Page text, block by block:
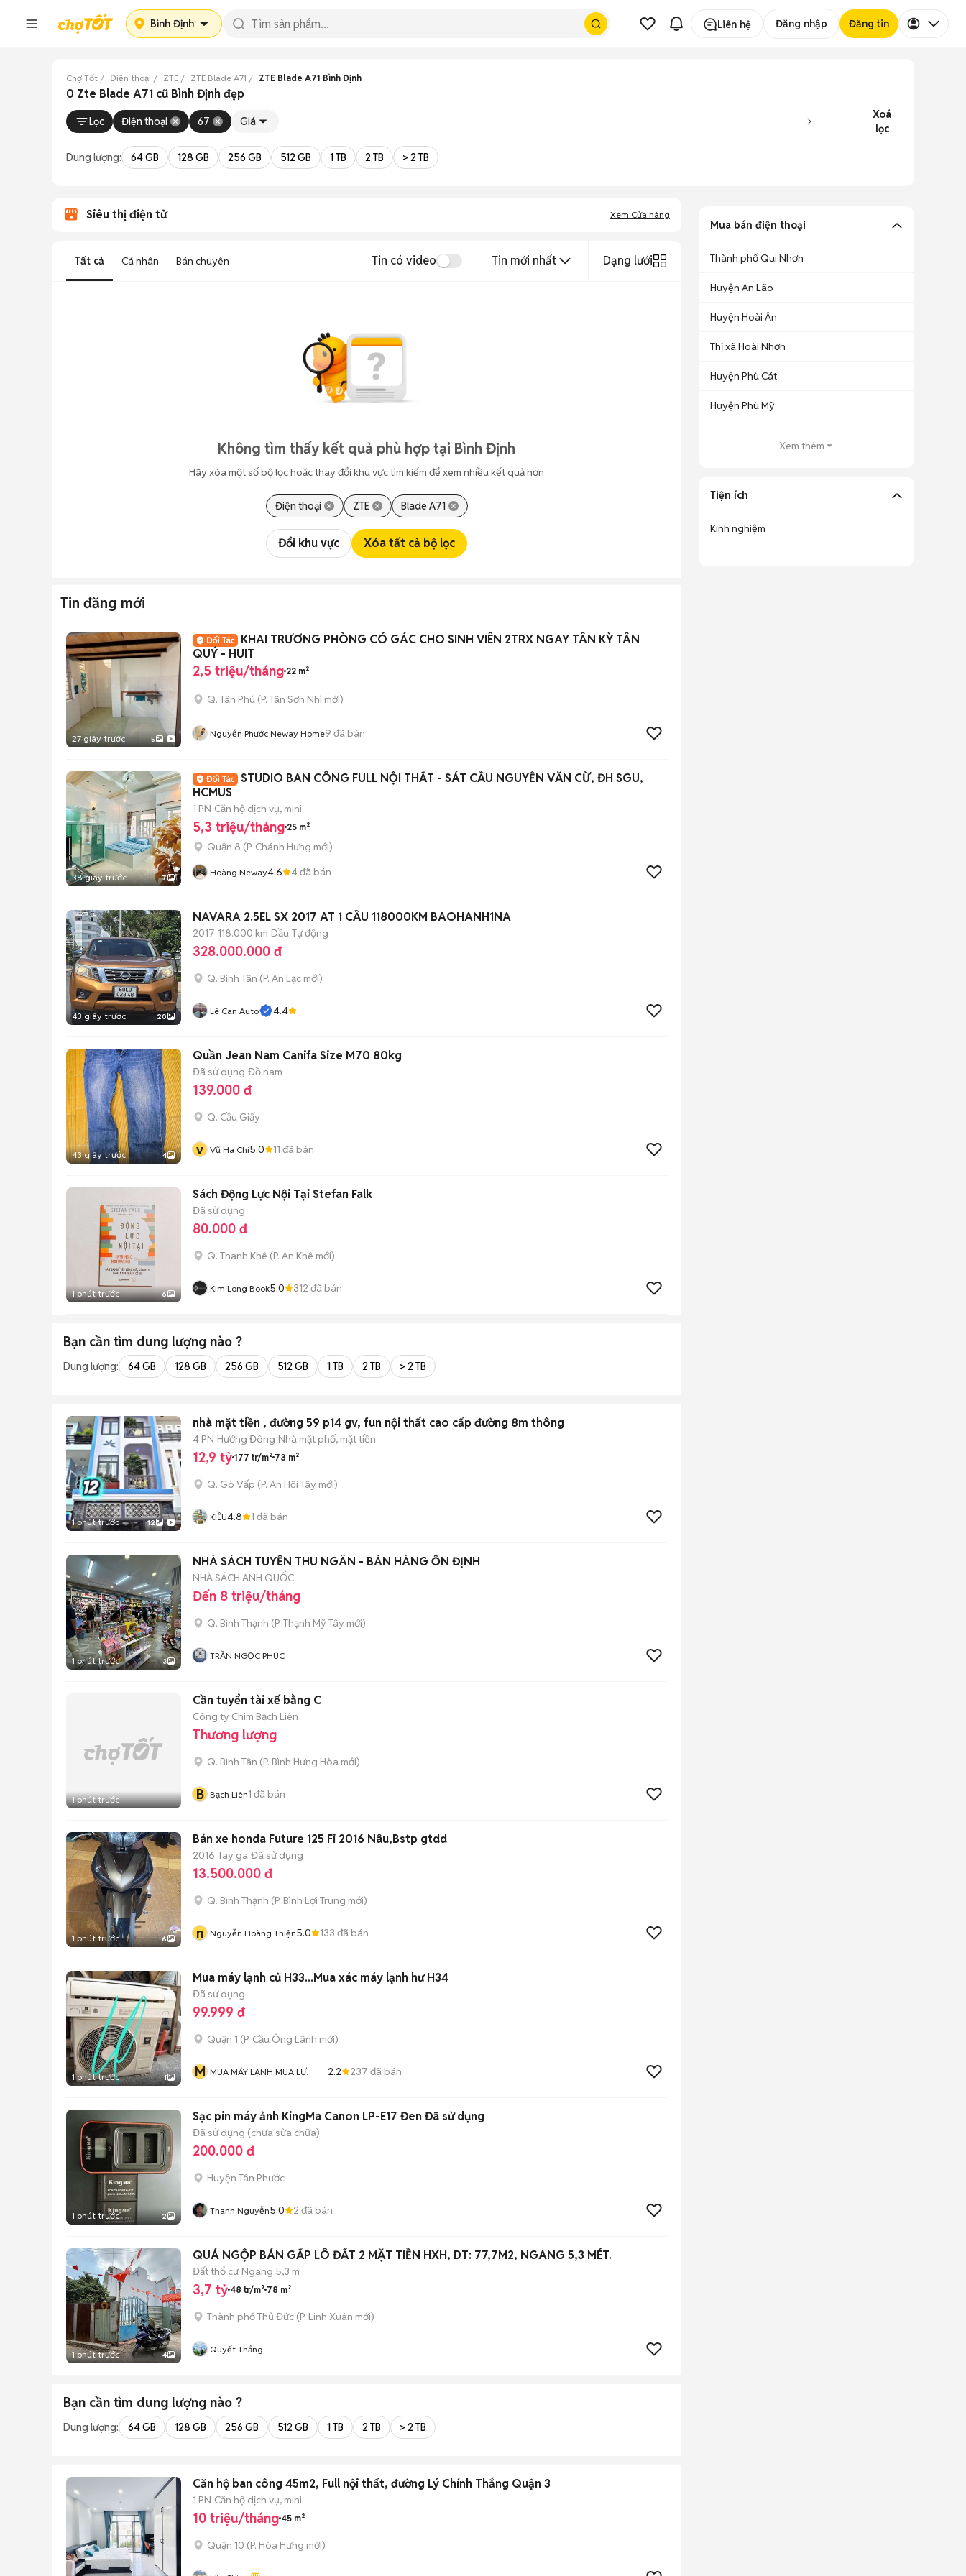
Bình Định Liên hệ Đăng nhập Đăng tin
Chợ Tốt Điện thoại ZTE ZTE Blade A71 ZTE Blade A71 Bình Định
0 Zte Blade A71 cũ Bình Định đẹp
Lọc Điện thoại 67 Giá
Xoá
lọc
Dung lượng: 64 GB 128 GB 256 GB 512 GB 1 TB 2 TB > 2 TB
Siêu thị điện tử Xem Cửa hàng
Tất cả Cá nhân Bán chuyên Tin có video Tin mới nhất Dạng lưới
Không tìm thấy kết quả phù hợp tại Bình Định
Hãy xóa một số bộ lọc hoặc thay đổi khu vực tìm kiếm để xem nhiều kết quả hơn
Điện thoại ZTE Blade A71
Đổi khu vực Xóa tất cả bộ lọc
Tin đăng mới
27 giây trước 5
KHAI TRƯƠNG PHÒNG CÓ GÁC CHO SINH VIÊN 2TRX NGAY TÂN KỲ TÂN
QUÝ - HUIT
2,5 triệu/tháng 22 m²
Q. Tân Phú (P. Tân Sơn Nhì mới)
Nguyễn Phước Neway Home9 đã bán
38 giây trước 7
STUDIO BAN CÔNG FULL NỘI THẤT - SÁT CẦU NGUYỄN VĂN CỪ, ĐH SGU,
HCMUS
1 PN Căn hộ dịch vụ, mini
5,3 triệu/tháng 25 m²
Quận 8 (P. Chánh Hưng mới)
Hoàng Neway4.6 4đã bán
43 giây trước 20
NAVARA 2.5EL SX 2017 AT 1 CẦU 118000KM BAOHANH1NA
2017 118.000 km Dầu Tự động
328.000.000 đ
Q. Bình Tân (P. An Lạc mới)
Lê Can Auto 4.4
43 giây trước 4
Quần Jean Nam Canifa Size M70 80kg
Đã sử dụng Đồ nam
139.000 đ
Q. Cầu Giấy
v Vũ Ha Chi5.0 11 đã bán
1 phút trước 6
Sách Động Lực Nội Tại Stefan Falk
Đã sử dụng
80.000 đ
Q. Thanh Khê (P. An Khê mới)
Kim Long Book5.0 312 đã bán
Bạn cần tìm dung lượng nào ?
Dung lượng: 64 GB 128 GB 256 GB 512 GB 1 TB 2 TB > 2 TB
1 phút trước 12
nhà mặt tiền , đường 59 p14 gv, fun nội thất cao cấp đường 8m thông
4 PN Hướng Đông Nhà mặt phố, mặt tiền
12,9 tỷ 177 tr/m² 73 m²
Q. Gò Vấp (P. An Hội Tây mới)
KIỀU4.8 1 đã bán
1 phút trước 3
NHÀ SÁCH TUYỂN THU NGÂN - BÁN HÀNG ỔN ĐỊNH
NHÀ SÁCH ANH QUỐC
Đến 8 triệu/tháng
Q. Bình Thạnh (P. Thạnh Mỹ Tây mới)
TRẦN NGỌC PHÚC
1 phút trước
Cần tuyển tài xế bằng C
Công ty Chim Bạch Liên
Thương lượng
Q. Bình Tân (P. Bình Hưng Hòa mới)
B Bạch Liên1 đã bán
1 phút trước 6
Bán xe honda Future 125 Fi 2016 Nâu,Bstp gtdd
2016 Tay ga Đã sử dụng
13.500.000 đ
Q. Bình Thạnh (P. Bình Lợi Trung mới)
n Nguyễn Hoàng Thiện5.0 133 đã bán
1 phút trước 1
Mua máy lạnh củ H33...Mua xác máy lạnh hư H34
Đã sử dụng
99.999 đ
Quận 1 (P. Cầu Ông Lãnh mới)
M MUA MÁY LẠNH MUA LƯ
2.2 237 đã bán
1 phút trước 2
Sạc pin máy ảnh KingMa Canon LP-E17 Đen Đã sử dụng
Đã sử dụng (chưa sửa chữa)
200.000 đ
Huyện Tân Phước
Thanh Nguyễn5.0 2 đã bán
1 phút trước 4
QUÁ NGỘP BÁN GẤP LÔ ĐẤT 2 MẶT TIỀN HXH, DT: 77,7M2, NGANG 5,3 MÉT.
Đất thổ cư Ngang 5,3 m
3,7 tỷ 48 tr/m² 78 m²
Thành phố Thủ Đức (P. Linh Xuân mới)
Quyết Thắng
Bạn cần tìm dung lượng nào ?
Dung lượng: 64 GB 128 GB 256 GB 512 GB 1 TB 2 TB > 2 TB
Căn hộ ban công 45m2, Full nội thất, đường Lý Chính Thắng Quận 3
1 PN Căn hộ dịch vụ, mini
10 triệu/tháng 45 m²
Quận 10 (P. Hòa Hưng mới)
Mua bán điện thoại
Thành phố Qui Nhơn
Huyện An Lão
Huyện Hoài Ân
Thị xã Hoài Nhơn
Huyện Phù Cát
Huyện Phù Mỹ
Xem thêm
Tiện ích
Kinh nghiệm